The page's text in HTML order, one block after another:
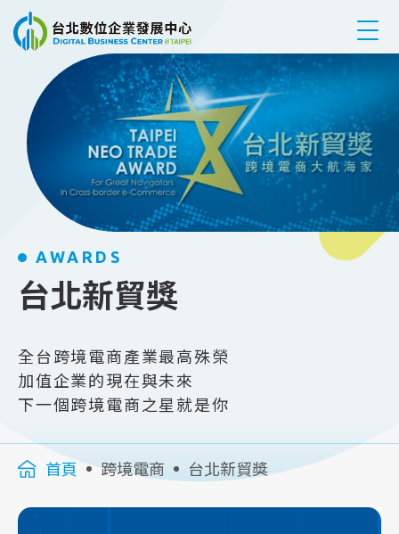
跳到主要內容
AWARDS
台北新貿獎
全台跨境電商產業最高殊榮
加值企業的現在與未來
下一個跨境電商之星就是你
首頁 跨境電商 台北新貿獎